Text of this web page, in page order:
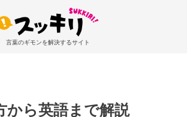
言葉のギモンを解決するサイト
から英語まで解説